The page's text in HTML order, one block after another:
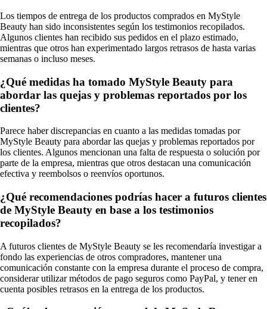
Los tiempos de entrega de los productos comprados en MyStyle
Beauty han sido inconsistentes según los testimonios recopilados.
Algunos clientes han recibido sus pedidos en el plazo estimado,
mientras que otros han experimentado largos retrasos de hasta varias
semanas o incluso meses.
¿Qué medidas ha tomado MyStyle Beauty para
abordar las quejas y problemas reportados por los
clientes?
Parece haber discrepancias en cuanto a las medidas tomadas por
MyStyle Beauty para abordar las quejas y problemas reportados por
los clientes. Algunos mencionan una falta de respuesta o solución por
parte de la empresa, mientras que otros destacan una comunicación
efectiva y reembolsos o reenvíos oportunos.
¿Qué recomendaciones podrías hacer a futuros clientes
de MyStyle Beauty en base a los testimonios
recopilados?
A futuros clientes de MyStyle Beauty se les recomendaría investigar a
fondo las experiencias de otros compradores, mantener una
comunicación constante con la empresa durante el proceso de compra,
considerar utilizar métodos de pago seguros como PayPal, y tener en
cuenta posibles retrasos en la entrega de los productos.